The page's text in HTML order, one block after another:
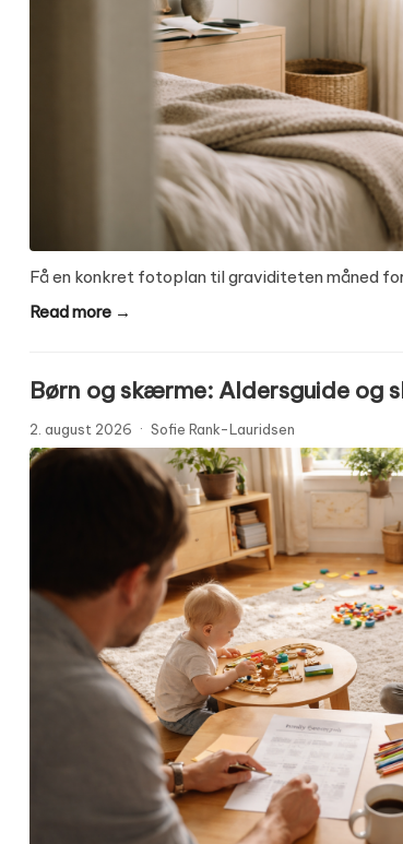
Få en konkret fotoplan til graviditeten måned
Read more →
Børn og skærme: Aldersguide og
2. august 2026 · Sofie Rank-Lauridsen